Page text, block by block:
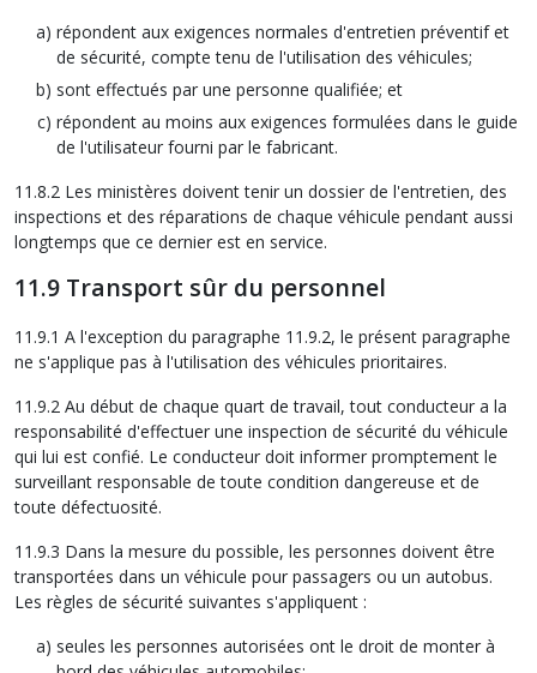
répondent aux exigences normales d'entretien préventif et
de sécurité, compte tenu de l'utilisation des véhicules;
sont effectués par une personne qualifiée; et
répondent au moins aux exigences formulées dans le guide
de l'utilisateur fourni par le fabricant.
11.8.2 Les ministères doivent tenir un dossier de l'entretien, des
inspections et des réparations de chaque véhicule pendant aussi
longtemps que ce dernier est en service.
11.9 Transport sûr du personnel
11.9.1 A l'exception du paragraphe 11.9.2, le présent paragraphe
ne s'applique pas à l'utilisation des véhicules prioritaires.
11.9.2 Au début de chaque quart de travail, tout conducteur a la
responsabilité d'effectuer une inspection de sécurité du véhicule
qui lui est confié. Le conducteur doit informer promptement le
surveillant responsable de toute condition dangereuse et de
toute défectuosité.
11.9.3 Dans la mesure du possible, les personnes doivent être
transportées dans un véhicule pour passagers ou un autobus.
Les règles de sécurité suivantes s'appliquent :
seules les personnes autorisées ont le droit de monter à